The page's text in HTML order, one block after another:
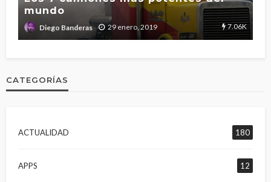
mundo
Diego Banderas 29 enero, 2019 7.06K
CATEGORÍAS
ACTUALIDAD 180
APPS 12